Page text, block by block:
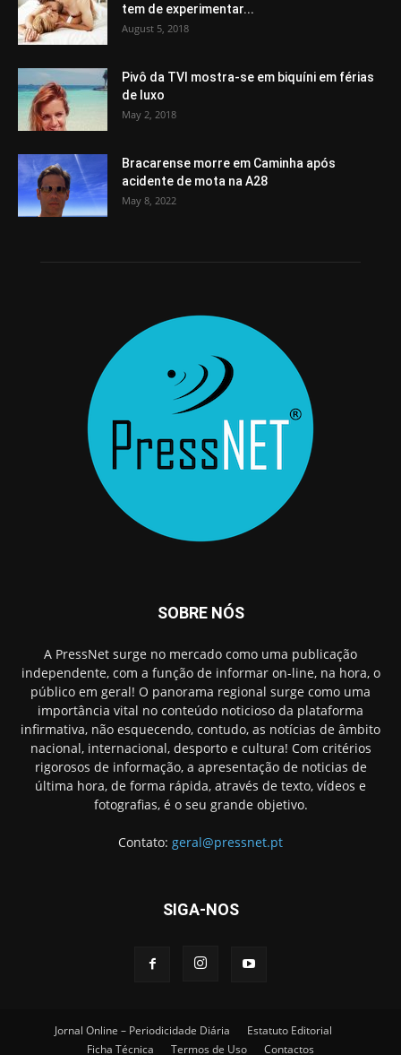
tem de experimentar...
August 5, 2018
Pivô da TVI mostra-se em biquíni em férias
de luxo
May 2, 2018
Bracarense morre em Caminha após
acidente de mota na A28
May 8, 2022
SOBRE NÓS
A PressNet surge no mercado como uma publicação
independente, com a função de informar on-line, na hora, o
público em geral! O panorama regional surge como uma
importância vital no conteúdo noticioso da plataforma
infirmativa, não esquecendo, contudo, as notícias de âmbito
nacional, internacional, desporto e cultura! Com critérios
rigorosos de informação, a apresentação de noticias de
última hora, de forma rápida, através de texto, vídeos e
fotografias, é o seu grande objetivo.
Contato: geral@pressnet.pt
SIGA-NOS
Jornal Online – Periodicidade Diária
Estatuto Editorial
Ficha Técnica
Termos de Uso Contactos